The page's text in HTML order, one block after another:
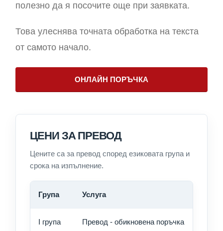
полезно да я посочите още при заявката.
Това улеснява точната обработка на текста
от самото начало.
ОНЛАЙН ПОРЪЧКА
ЦЕНИ ЗА ПРЕВОД
Цените са за превод според езиковата група и
срока на изпълнение.
Група Услуга
I група Превод - обикновена поръчка